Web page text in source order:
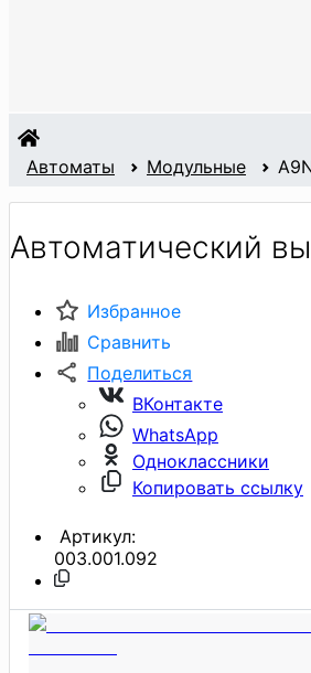
Автоматы Модульные
Автоматический
Избранное
Сравнить
Поделиться
ВКонтакте
WhatsApp
Одноклассники
Копировать ссылку
Артикул:
003.001.092